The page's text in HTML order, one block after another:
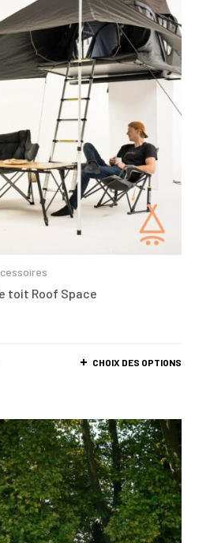
toit Roof Space
CHOIX DES OPTIONS